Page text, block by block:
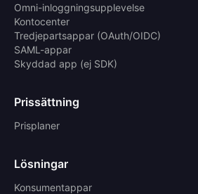
Omni-inloggningsupplevelse
Kontocenter
Tredjepartsappar (OAuth/OIDC)
SAML-appar
Skyddad app (ej SDK)
Prissättning
Prisplaner
Lösningar
Konsumentappar